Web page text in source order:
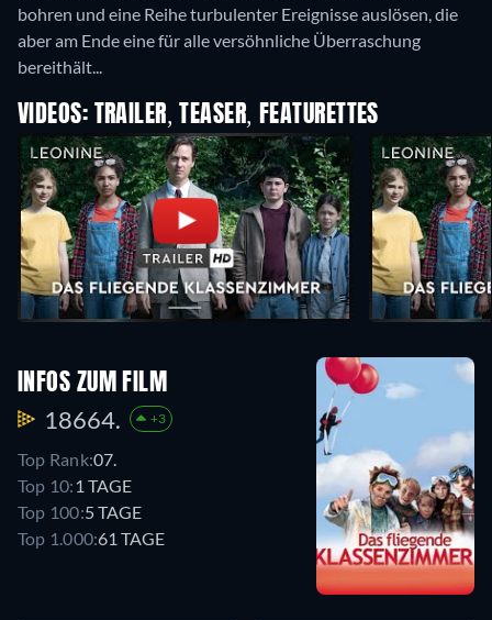
bohren und eine Reihe turbulenter Ereignisse auslösen, die
aber am Ende eine für alle versöhnliche Überraschung
bereithält...
VIDEOS: TRAILER, TEASER, FEATURETTES
INFOS ZUM FILM
18664. +3
Top Rank:07.
Top 10: 1 TAGE
Top 100:5 TAGE
Top 1.000:61 TAGE